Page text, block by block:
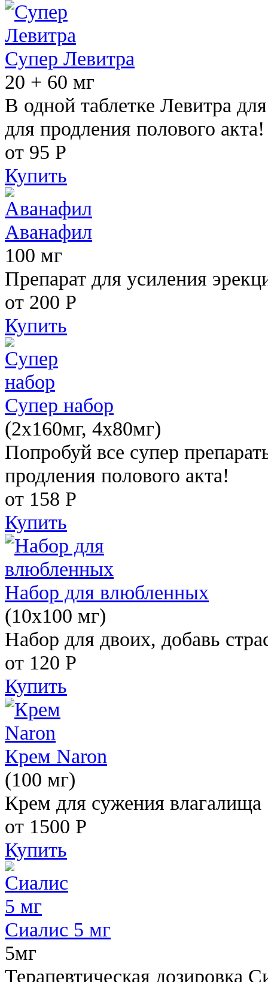
Супер Левитра
20 + 60 мг
В одной таблетке Левитра
для продления полового акта!
от 95 Р
Купить
Аванафил
100 мг
Препарат для усиления
от 200 Р
Купить
Супер набор
(2х160мг, 4х80мг)
Попробуй все супер
продления полового акта!
от 158 Р
Купить
Набор для влюбленных
(10х100 мг)
Набор для двоих, добавь
от 120 Р
Купить
Крем Naron
(100 мг)
Крем для сужения влагалища
от 1500 Р
Купить
Сиалис 5 мг
5мг
Терапевтическая дозировка